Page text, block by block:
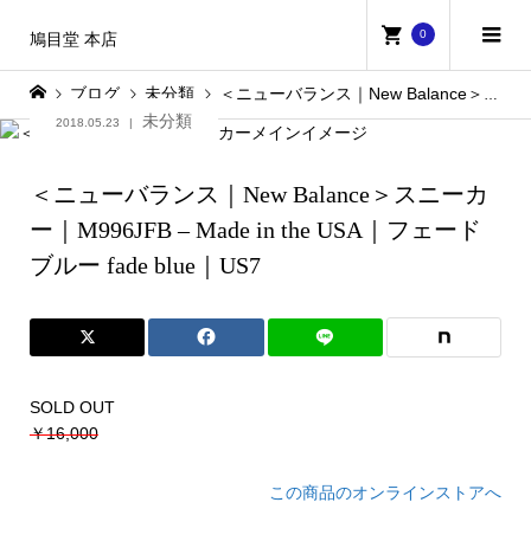
鳩目堂 本店 0
ブログ 未分類 ＜ニューバランス｜New Balance＞スニーカー｜M996JFB – Made in the USA｜フェード ブルー fade blue｜US7
2018.05.23 未分類
＜ニューバランス｜New Balance＞スニーカ
ー｜M996JFB – Made in the USA｜フェード
ブルー fade blue｜US7
SOLD OUT
￥16,000
この商品のオンラインストアへ